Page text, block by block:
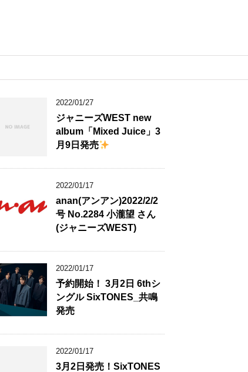
2022/01/27
ジャニーズWEST new
album「Mixed Juice」3
月9日発売
2022/01/17
anan(アンアン)2022/2/2
号 No.2284 小瀧望 さん
(ジャニーズWEST)
2022/01/17
予約開始！ 3月2日 6thシ
ングル SixTONES_共鳴
発売
2022/01/17
3月2日発売！SixTONES